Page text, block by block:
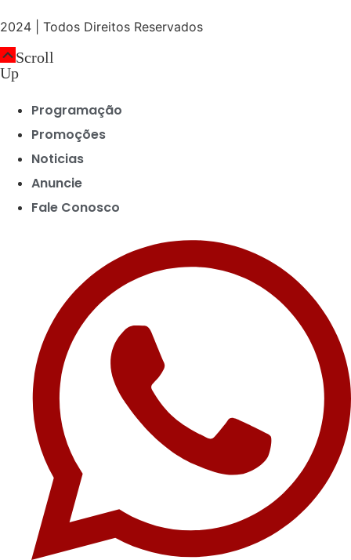
2024 | Todos Direitos Reservados
Scroll
Up
Programação
Promoções
Noticias
Anuncie
Fale Conosco